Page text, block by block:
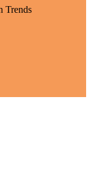
Trends